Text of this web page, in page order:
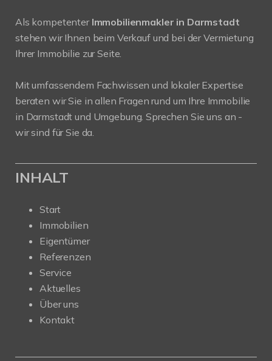
Als kompetenter Immobilienmakler in Darmstadt
stehen wir Ihnen beim Verkauf und bei der Vermietung
Ihrer Immobilie zur Seite.
Mit umfassendem Fachwissen und lokaler Expertise
beraten wir Sie in allen Fragen rund um Ihre Immobilie
in Darmstadt und Umgebung. Sprechen Sie uns an -
wir sind für Sie da.
INHALT
Start
Immobilien
Eigentümer
Referenzen
Service
Aktuelles
Über uns
Kontakt